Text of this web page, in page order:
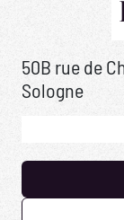
50B rue de
Sologne